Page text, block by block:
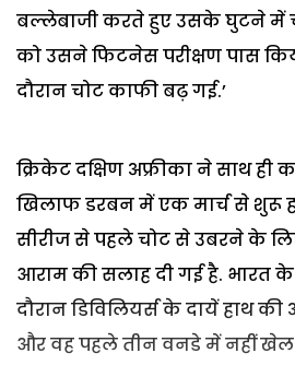
बल्लेबाजी करते हुए उसके घुटने में
को उसने फिटनेस परीक्षण पास
दौरान चोट काफी बढ़ गई.’
क्रिकेट दक्षिण अफ्रीका ने साथ ही
खिलाफ डरबन में एक मार्च से शुरू
सीरीज से पहले चोट से उबरने के
आराम की सलाह दी गई है. भारत
दौरान डिविलियर्स के दायें हाथ
और वह पहले तीन वनडे में नहीं खेल